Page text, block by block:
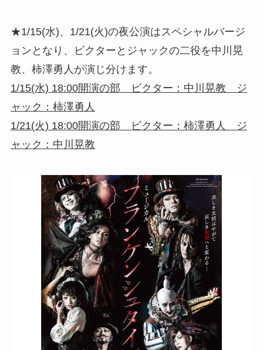
★1/15(水)、1/21(火)の夜公演はスペシャルバージ
ョンとなり、ビクターとジャックの二役を中川晃
教、柿澤勇人が演じ分けます。
1/15(水) 18:00開演の部 ビクター：中川晃教 ジ
ャック：柿澤勇人
1/21(火) 18:00開演の部 ビクター：柿澤勇人 ジ
ャック：中川晃教